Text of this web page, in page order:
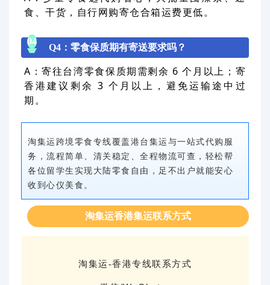
食、干货，自行网购寄仓合箱运费更低。
04
Q4：零食保质期有寄送要求吗？
A：寄往台湾零食保质期需剩余 6 个月以上；寄
香港建议剩余 3 个月以上，避免运输途中过
期。
淘集运跨境零食专线覆盖港台集运与一站式代购服
务，流程简单、清关稳定、全程物流可查，轻松帮
各位留学生实现大陆零食自由，足不出户就能安心
收到心仪美食。
淘集运香港集运联系方式
淘集运-香港专线联系方式